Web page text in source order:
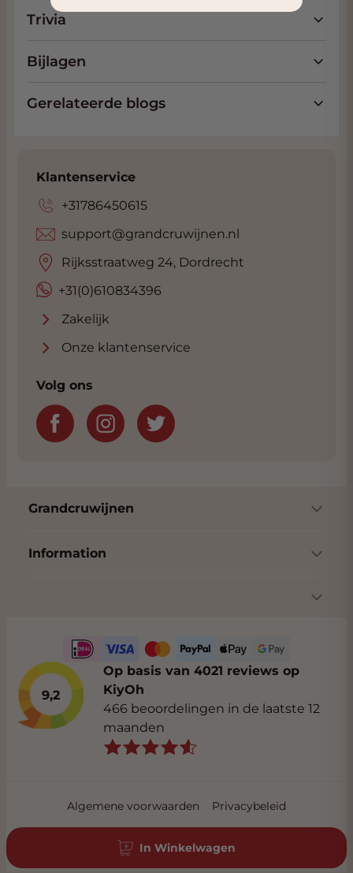
In Winkelwagen
Trivia
Bijlagen
Gerelateerde blogs
Klantenservice
+31786450615
+31(0)610834396
support@grandcruwijnen.nl
Rijksstraatweg 24, Dordrecht
Zakelijk
Onze klantenservice
Volg ons
Grandcruwijnen
Information
9,2
Op basis van 4021 reviews op
KiyOh
466 beoordelingen in de laatste 12
maanden
Algemene voorwaarden Privacybeleid